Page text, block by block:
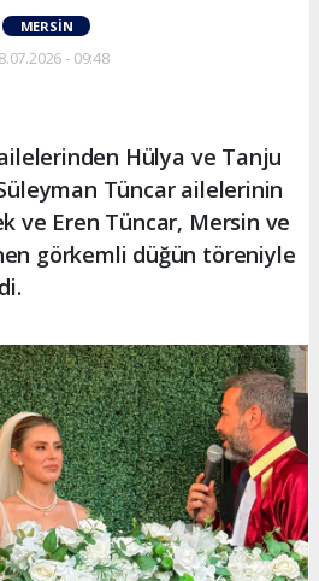
MERSIN
- 09:48
Hülya ve Tanju
Tüncar ailelerinin
ve Eren Tüncar, Mersin ve
görkemli düğün töreniyle